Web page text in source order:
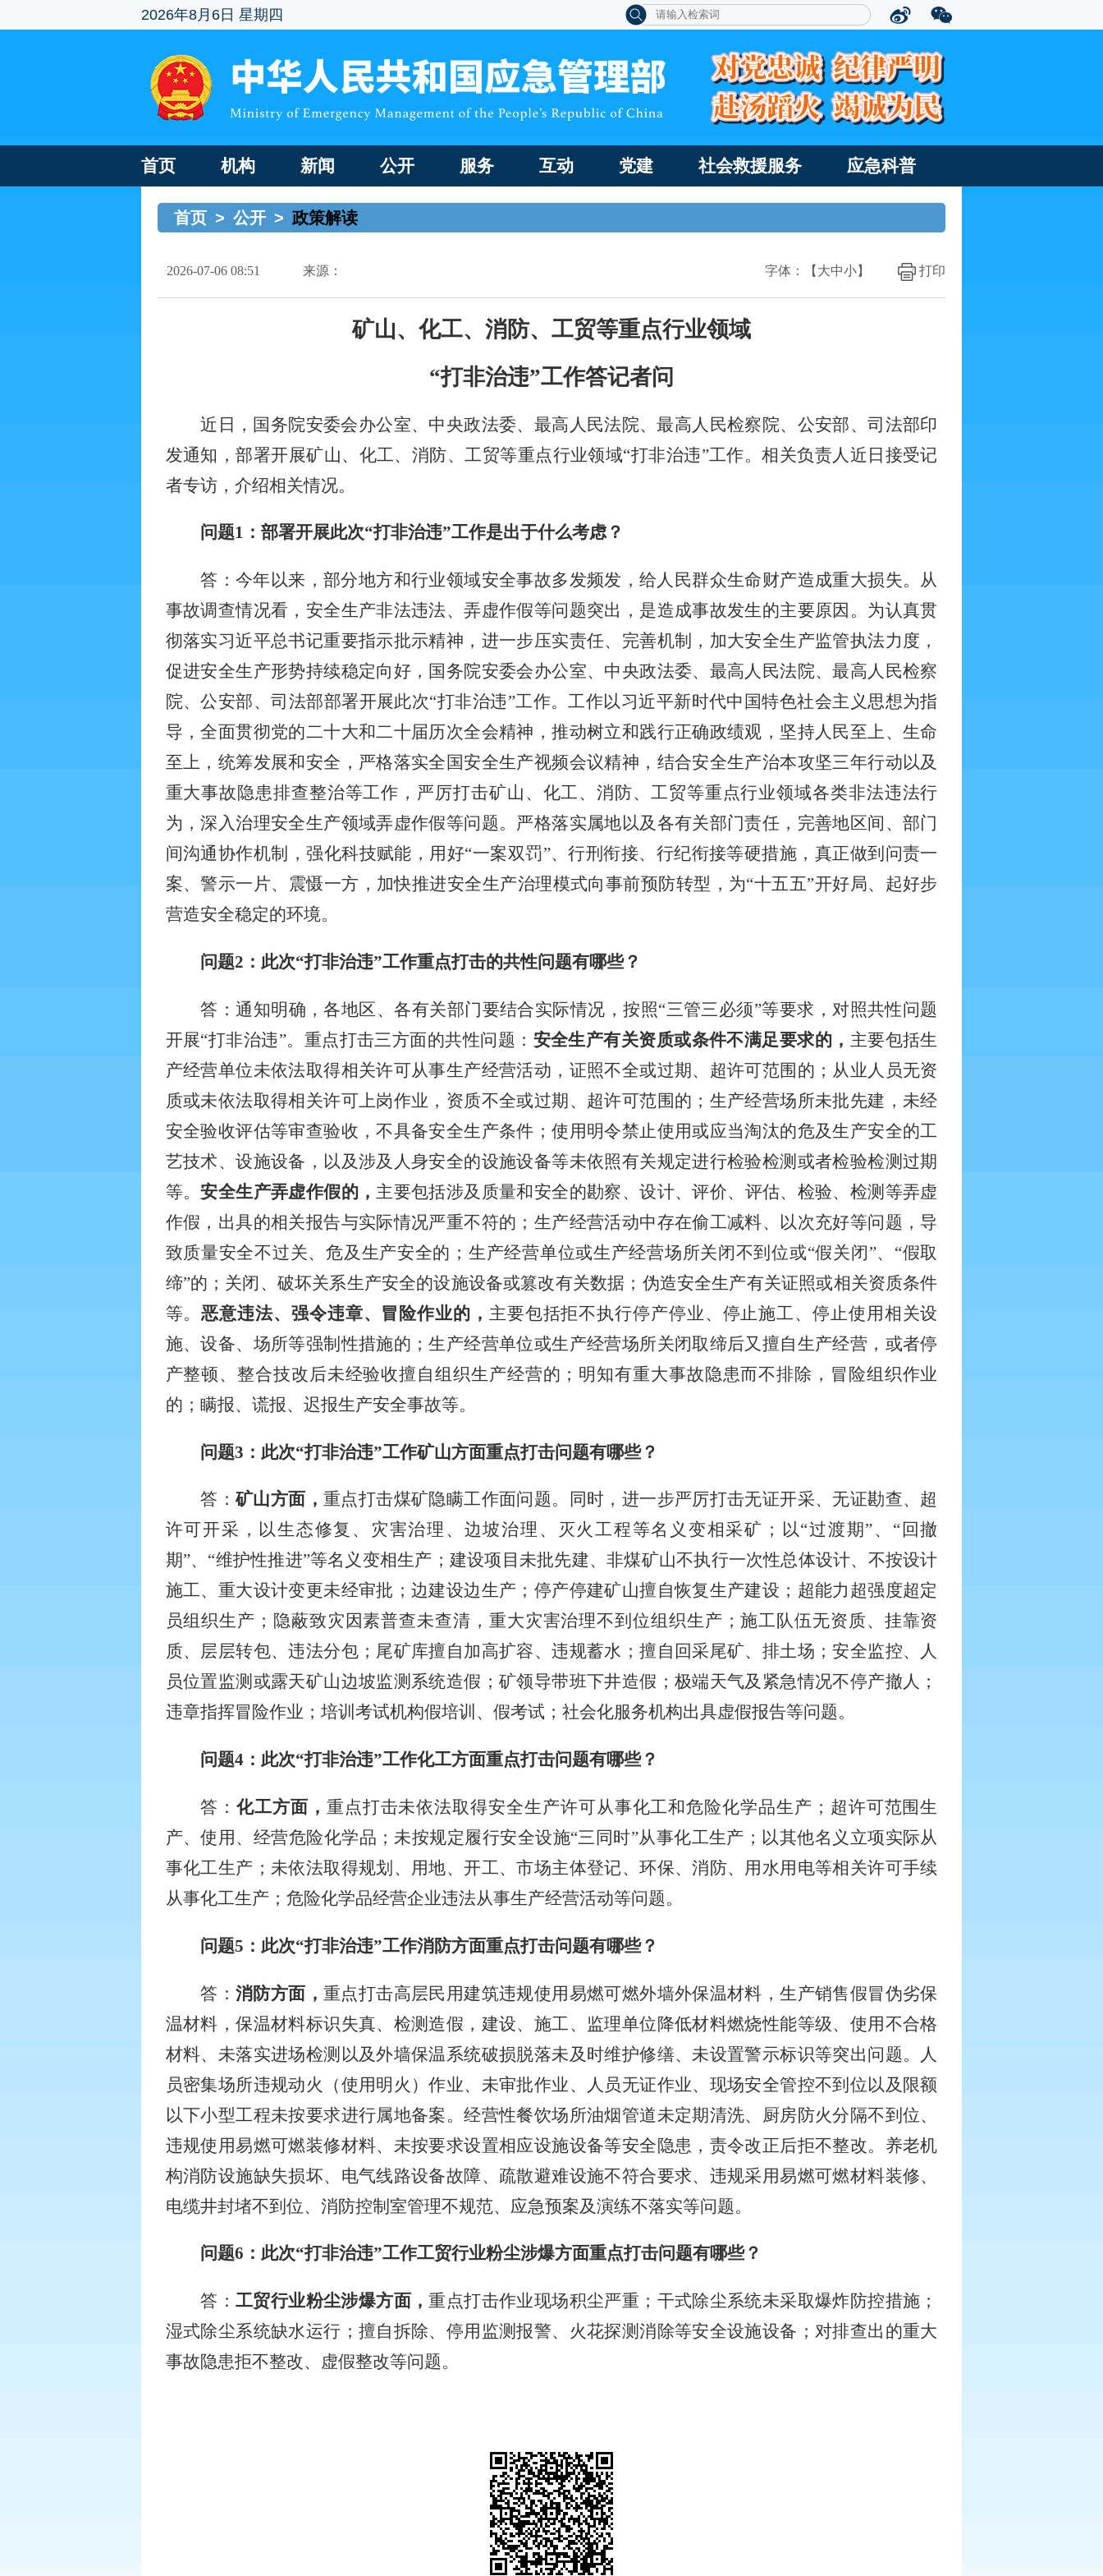
2026年8月6日 星期四
首页 机构 新闻 公开 服务 互动 党建 社会救援服务 应急科普
首页 > 公开 > 政策解读
2026-07-06 08:51 来源： 打印
字体：【 大中小】
矿山、化工、消防、工贸等重点行业领域
“打非治违”工作答记者问
近日，国务院安委会办公室、中央政法委、最高人民法院、最高人民检察院、公安部、司法部印
发通知，部署开展矿山、化工、消防、工贸等重点行业领域“打非治违”工作。相关负责人近日接受记
者专访，介绍相关情况。
问题1 ：部署开展此次“打非治违”工作是出于什么考虑？
答：今年以来，部分地方和行业领域安全事故多发频发，给人民群众生命财产造成重大损失。从
事故调查情况看，安全生产非法违法、弄虚作假等问题突出，是造成事故发生的主要原因。为认真贯
彻落实习近平总书记重要指示批示精神，进一步压实责任、完善机制，加大安全生产监管执法力度，
促进安全生产形势持续稳定向好，国务院安委会办公室、中央政法委、最高人民法院、最高人民检察
院、公安部、司法部部署开展此次“打非治违”工作。工作以习近平新时代中国特色社会主义思想为指
导，全面贯彻党的二十大和二十届历次全会精神，推动树立和践行正确政绩观，坚持人民至上、生命
至上，统筹发展和安全，严格落实全国安全生产视频会议精神，结合安全生产治本攻坚三年行动以及
重大事故隐患排查整治等工作，严厉打击矿山、化工、消防、工贸等重点行业领域各类非法违法行
为，深入治理安全生产领域弄虚作假等问题。严格落实属地以及各有关部门责任，完善地区间、部门
间沟通协作机制，强化科技赋能，用好“一案双罚”、行刑衔接、行纪衔接等硬措施，真正做到问责一
案、警示一片、震慑一方，加快推进安全生产治理模式向事前预防转型，为“十五五”开好局、起好步
营造安全稳定的环境。
问题2 ：此次“打非治违”工作重点打击的共性问题有哪些？
答：通知明确，各地区、各有关部门要结合实际情况，按照“三管三必须”等要求，对照共性问题
开展“打非治违”。重点打击三方面的共性问题： 安全生产有关资质或条件不满足要求的， 主要包括生
产经营单位未依法取得相关许可从事生产经营活动，证照不全或过期、超许可范围的；从业人员无资
质或未依法取得相关许可上岗作业，资质不全或过期、超许可范围的；生产经营场所未批先建，未经
安全验收评估等审查验收，不具备安全生产条件；使用明令禁止使用或应当淘汰的危及生产安全的工
艺技术、设施设备，以及涉及人身安全的设施设备等未依照有关规定进行检验检测或者检验检测过期
等。安全生产弄虚作假的， 主要包括涉及质量和安全的勘察、设计、评价、评估、检验、检测等弄虚
作假，出具的相关报告与实际情况严重不符的；生产经营活动中存在偷工减料、以次充好等问题，导
致质量安全不过关、危及生产安全的；生产经营单位或生产经营场所关闭不到位或“假关闭”、“假取
缔”的；关闭、破坏关系生产安全的设施设备或篡改有关数据；伪造安全生产有关证照或相关资质条件
等。恶意违法、强令违章、冒险作业的， 主要包括拒不执行停产停业、停止施工、停止使用相关设
施、设备、场所等强制性措施的；生产经营单位或生产经营场所关闭取缔后又擅自生产经营，或者停
产整顿、整合技改后未经验收擅自组织生产经营的；明知有重大事故隐患而不排除，冒险组织作业
的；瞒报、谎报、迟报生产安全事故等。
问题3 ：此次“打非治违”工作矿山方面重点打击问题有哪些？
答：矿山方面，重点打击煤矿隐瞒工作面问题。同时，进一步严厉打击无证开采、无证勘查、超
许可开采，以生态修复、灾害治理、边坡治理、灭火工程等名义变相采矿；以“过渡期”、“回撤
期”、“维护性推进”等名义变相生产；建设项目未批先建、非煤矿山不执行一次性总体设计、不按设计
施工、重大设计变更未经审批；边建设边生产；停产停建矿山擅自恢复生产建设；超能力超强度超定
员组织生产；隐蔽致灾因素普查未查清，重大灾害治理不到位组织生产；施工队伍无资质、挂靠资
质、层层转包、违法分包；尾矿库擅自加高扩容、违规蓄水；擅自回采尾矿、排土场；安全监控、人
员位置监测或露天矿山边坡监测系统造假；矿领导带班下井造假；极端天气及紧急情况不停产撤人；
违章指挥冒险作业；培训考试机构假培训、假考试；社会化服务机构出具虚假报告等问题。
问题4 ：此次“打非治违”工作化工方面重点打击问题有哪些？
答：化工方面， 重点打击未依法取得安全生产许可从事化工和危险化学品生产；超许可范围生
产、使用、经营危险化学品；未按规定履行安全设施“三同时”从事化工生产；以其他名义立项实际从
事化工生产；未依法取得规划、用地、开工、市场主体登记、环保、消防、用水用电等相关许可手续
从事化工生产；危险化学品经营企业违法从事生产经营活动等问题。
问题5 ：此次“打非治违”工作消防方面重点打击问题有哪些？
答：消防方面，重点打击高层民用建筑违规使用易燃可燃外墙外保温材料，生产销售假冒伪劣保
温材料，保温材料标识失真、检测造假，建设、施工、监理单位降低材料燃烧性能等级、使用不合格
材料、未落实进场检测以及外墙保温系统破损脱落未及时维护修缮、未设置警示标识等突出问题。人
员密集场所违规动火（使用明火）作业、未审批作业、人员无证作业、现场安全管控不到位以及限额
以下小型工程未按要求进行属地备案。经营性餐饮场所油烟管道未定期清洗、厨房防火分隔不到位、
违规使用易燃可燃装修材料、未按要求设置相应设施设备等安全隐患，责令改正后拒不整改。养老机
构消防设施缺失损坏、电气线路设备故障、疏散避难设施不符合要求、违规采用易燃可燃材料装修、
电缆井封堵不到位、消防控制室管理不规范、应急预案及演练不落实等问题。
问题6 ：此次“打非治违”工作工贸行业粉尘涉爆方面重点打击问题有哪些？
答：工贸行业粉尘涉爆方面，重点打击作业现场积尘严重；干式除尘系统未采取爆炸防控措施；
湿式除尘系统缺水运行；擅自拆除、停用监测报警、火花探测消除等安全设施设备；对排查出的重大
事故隐患拒不整改、虚假整改等问题。